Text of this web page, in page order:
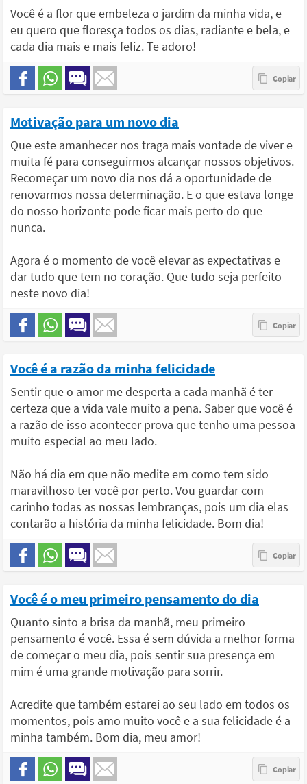
Você é a flor que embeleza o jardim da minha vida, e
eu quero que floresça todos os dias, radiante e bela, e
cada dia mais e mais feliz. Te adoro!
Motivação para um novo dia
Que este amanhecer nos traga mais vontade de viver e
muita fé para conseguirmos alcançar nossos objetivos.
Recomeçar um novo dia nos dá a oportunidade de
renovarmos nossa determinação. E o que estava longe
do nosso horizonte pode ficar mais perto do que
nunca.
Agora é o momento de você elevar as expectativas e
dar tudo que tem no coração. Que tudo seja perfeito
neste novo dia!
Você é a razão da minha felicidade
Sentir que o amor me desperta a cada manhã é ter
certeza que a vida vale muito a pena. Saber que você é
a razão de isso acontecer prova que tenho uma pessoa
muito especial ao meu lado.
Não há dia em que não medite em como tem sido
maravilhoso ter você por perto. Vou guardar com
carinho todas as nossas lembranças, pois um dia elas
contarão a história da minha felicidade. Bom dia!
Você é o meu primeiro pensamento do dia
Quanto sinto a brisa da manhã, meu primeiro
pensamento é você. Essa é sem dúvida a melhor forma
de começar o meu dia, pois sentir sua presença em
mim é uma grande motivação para sorrir.
Acredite que também estarei ao seu lado em todos os
momentos, pois amo muito você e a sua felicidade é a
minha também. Bom dia, meu amor!